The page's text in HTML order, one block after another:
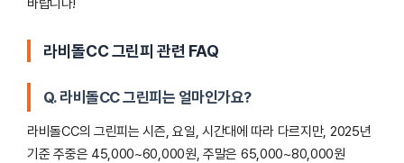
바랍니다!
라비돌CC 그린피 관련 FAQ
Q. 라비돌CC 그린피는 얼마인가요?
라비돌CC의 그린피는 시즌, 요일, 시간대에 따라 다르지만, 2025년
기준 주중은 45,000~60,000원, 주말은 65,000~80,000원